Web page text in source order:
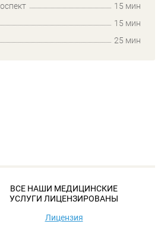
15 мин
15 мин
25 мин
ВСЕ НАШИ МЕДИЦИНСКИЕ
УСЛУГИ ЛИЦЕНЗИРОВАНЫ
Лицензия